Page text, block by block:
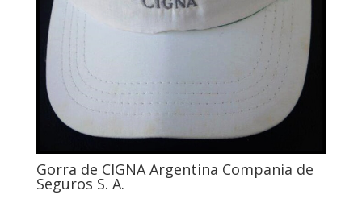
Gorra de CIGNA Argentina Compania de
Seguros S. A.